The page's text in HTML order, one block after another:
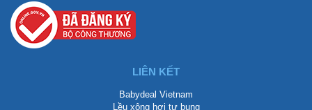
LIÊN KẾT
Babydeal Vietnam
Lều xông hơi tự bung